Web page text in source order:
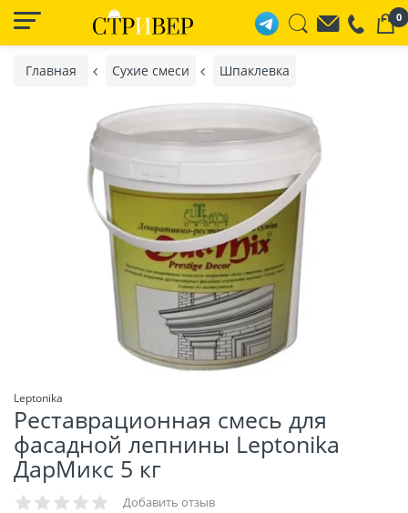
0
Главная Сухие смеси Шпаклевка
Leptonika
Реставрационная смесь для
фасадной лепнины Leptonika
ДарМикс 5 кг
Добавить отзыв